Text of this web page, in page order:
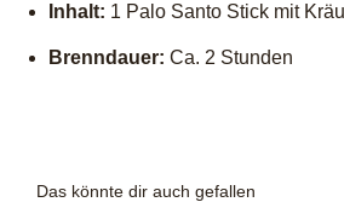
Inhalt: 1 Palo Santo Stick mit
Brenndauer: Ca. 2 Stunden
Das könnte dir auch gefallen